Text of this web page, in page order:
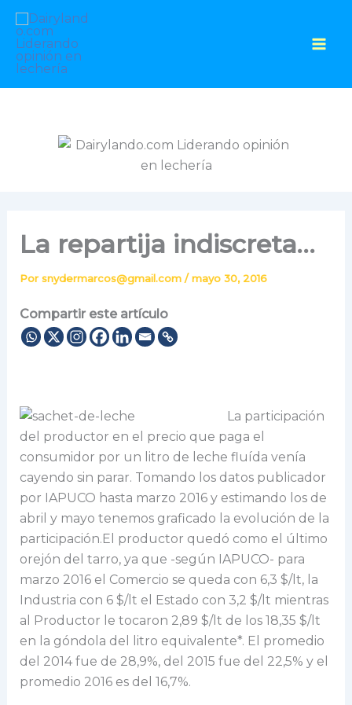
contenido
La repartija indiscreta…
Por snydermarcos@gmail.com /mayo 30, 2016
Compartir este artículo
La participación
del productor en el precio que paga el
consumidor por un litro de leche fluída venía
cayendo sin parar. Tomando los datos publicador
por IAPUCO hasta marzo 2016 y estimando los de
abril y mayo tenemos graficado la evolución de la
participación.El productor quedó como el último
orejón del tarro, ya que -según IAPUCO- para
marzo 2016 el Comercio se queda con 6,3 $/lt, la
Industria con 6 $/lt el Estado con 3,2 $/lt mientras
al Productor le tocaron 2,89 $/lt de los 18,35 $/lt
en la góndola del litro equivalente*. El promedio
del 2014 fue de 28,9%, del 2015 fue del 22,5% y el
promedio 2016 es del 16,7%.